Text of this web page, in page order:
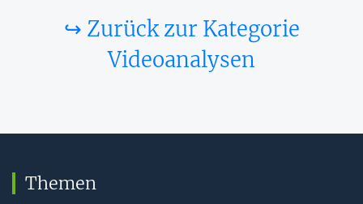
↪ Zurück zur Kategorie
Videoanalysen
Themen